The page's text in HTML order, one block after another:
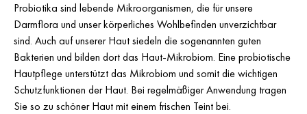
Probiotika sind lebende Mikroorganismen, die für unsere
Darmflora und unser körperliches Wohlbefinden unverzichtbar
sind. Auch auf unserer Haut siedeln die sogenannten guten
Bakterien und bilden dort das Haut-Mikrobiom. Eine probiotische
Hautpflege unterstützt das Mikrobiom und somit die wichtigen
Schutzfunktionen der Haut. Bei regelmäßiger Anwendung tragen
Sie so zu schöner Haut mit einem frischen Teint bei.